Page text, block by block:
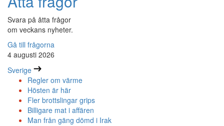
Svara på åtta frågor
om veckans nyheter.
Gå till frågorna
4 augusti 2026
Sverige
Regler om värme
Hösten är här
Fler brottslingar grips
Billigare mat i affären
Man från gäng dömd i Irak